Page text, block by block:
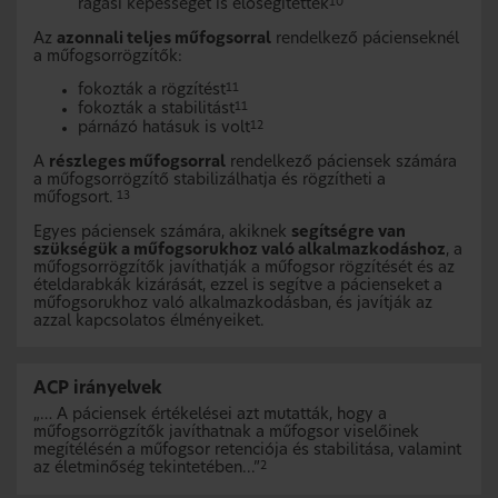
rágási képességet is elősegítették 10
Az azonnali teljes műfogsorral rendelkező pácienseknél
a műfogsorrögzítők:
fokozták a rögzítést11
fokozták a stabilitást11
párnázó hatásuk is volt12
A részleges műfogsorral rendelkező páciensek számára
a műfogsorrögzítő stabilizálhatja és rögzítheti a
műfogsort. 13
Egyes páciensek számára, akiknek segítségre van
szükségük a műfogsorukhoz való alkalmazkodáshoz, a
műfogsorrögzítők javíthatják a műfogsor rögzítését és az
ételdarabkák kizárását, ezzel is segítve a pácienseket a
műfogsorukhoz való alkalmazkodásban, és javítják az
azzal kapcsolatos élményeiket.
ACP irányelvek
„… A páciensek értékelései azt mutatták, hogy a
műfogsorrögzítők javíthatnak a műfogsor viselőinek
megítélésén a műfogsor retenciója és stabilitása, valamint
az életminőség tekintetében...” 2